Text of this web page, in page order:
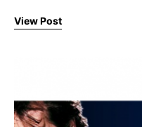
View Post